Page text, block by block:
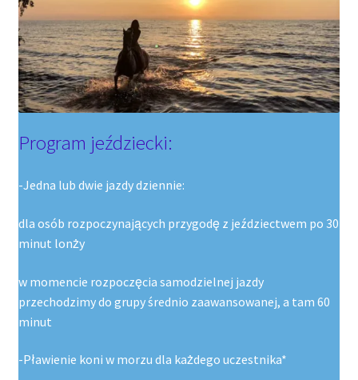
Program jeździecki:
-Jedna lub dwie jazdy dziennie:
dla osób rozpoczynających przygodę z jeździectwem po 30
minut lonży
w momencie rozpoczęcia samodzielnej jazdy
przechodzimy do grupy średnio zaawansowanej, a tam 60
minut
-Pławienie koni w morzu dla każdego uczestnika*